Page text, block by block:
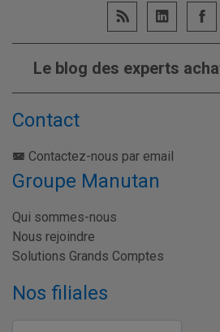
Le blog des experts
Contact
Contactez-nous par email
Groupe Manutan
Qui sommes-nous
Nous rejoindre
Solutions Grands Comptes
Nos filiales